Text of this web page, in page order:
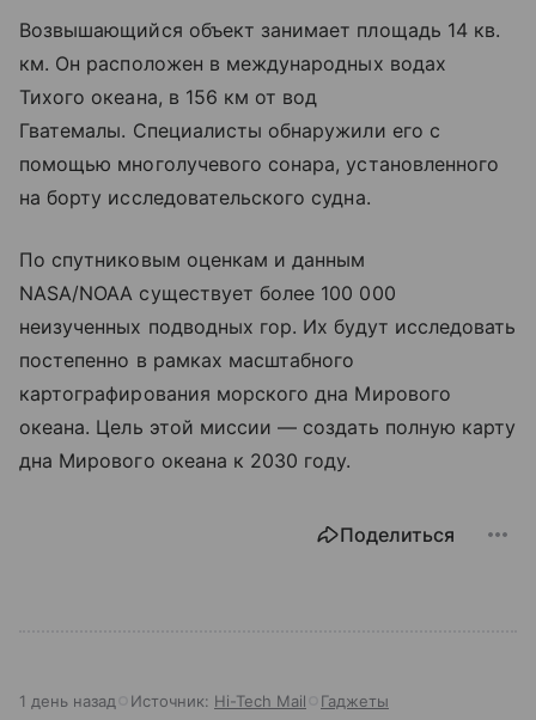
Возвышающийся объект занимает площадь 14 кв.
км. Он расположен в международных водах
Тихого океана, в 156 км от вод
Гватемалы. Специалисты обнаружили его с
помощью многолучевого сонара, установленного
на борту исследовательского судна.
По спутниковым оценкам и данным
NASA/NOAA существует более 100 000
неизученных подводных гор. Их будут исследовать
постепенно в рамках масштабного
картографирования морского дна Мирового
океана. Цель этой миссии — создать полную карту
дна Мирового океана к 2030 году.
Поделиться
1 день назад Источник: Hi-Tech Mail Гаджеты